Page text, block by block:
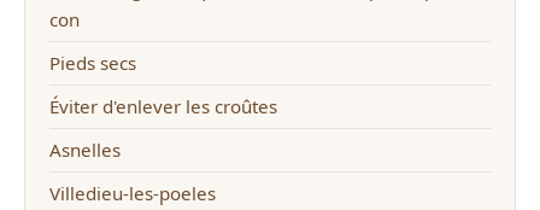
con
Pieds secs
Éviter d'enlever les croûtes
Asnelles
Villedieu-les-poeles